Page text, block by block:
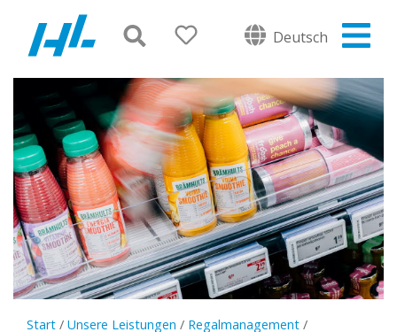
Deutsch
Start / Unsere Leistungen / Regalmanagement /